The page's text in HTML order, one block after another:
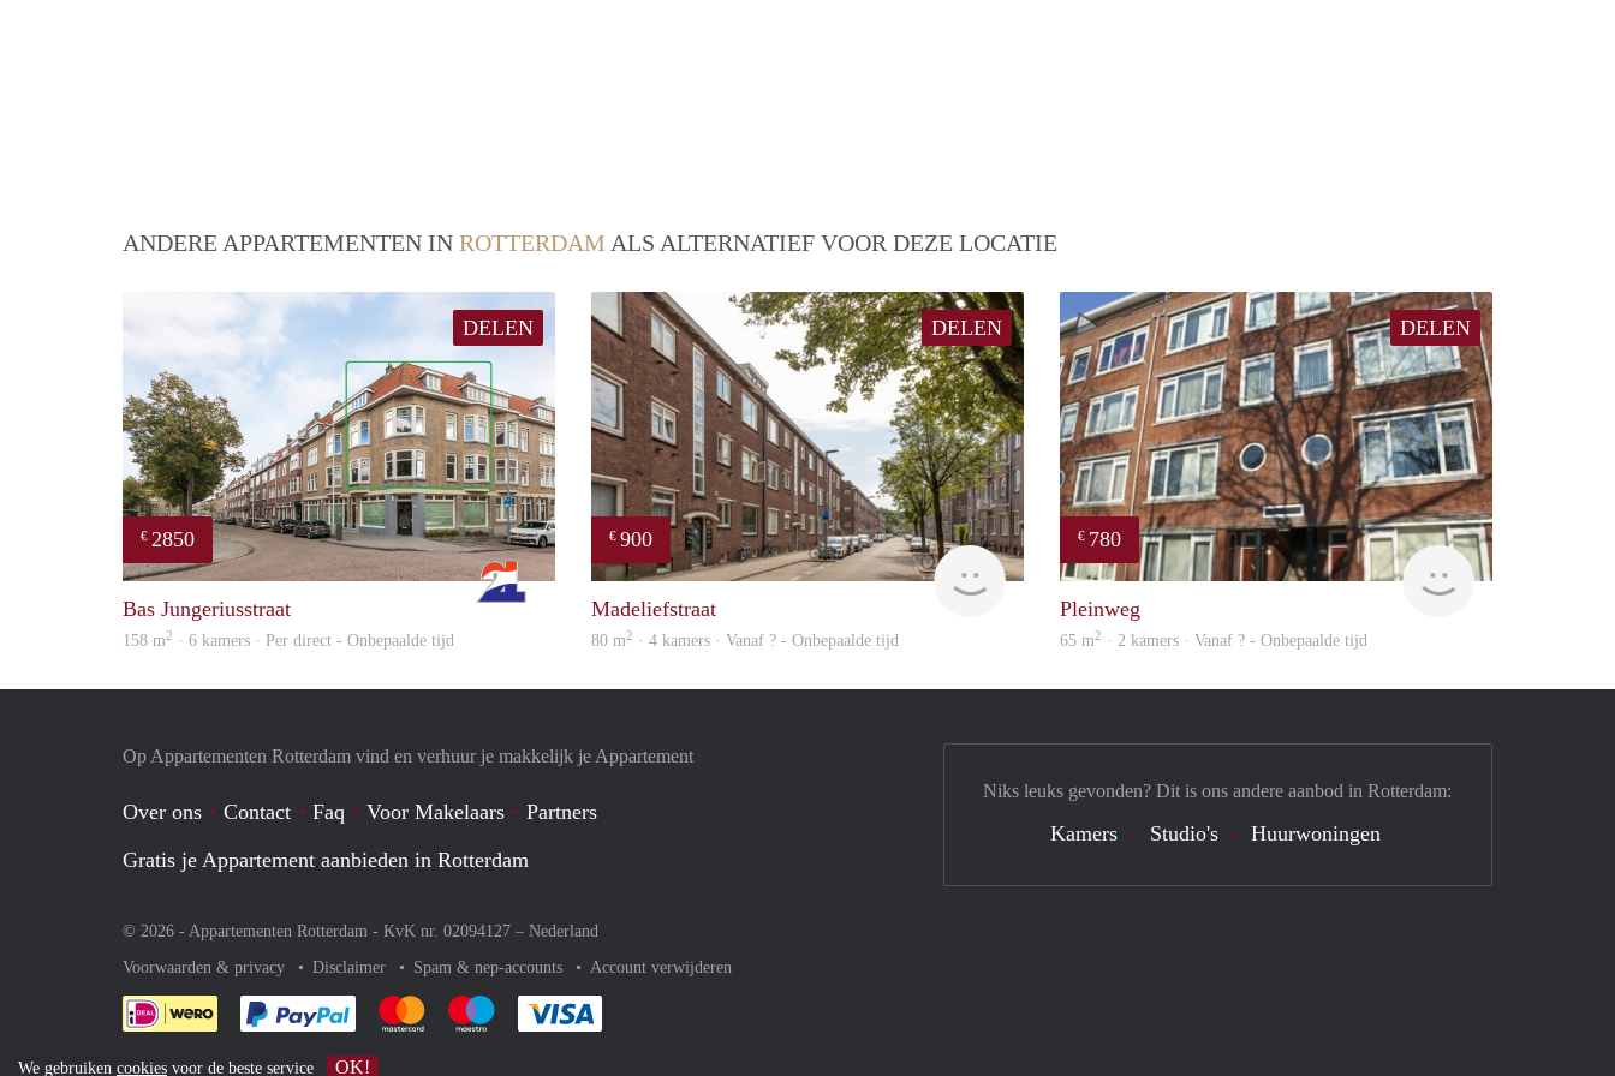
ANDERE APPARTEMENTEN IN ROTTERDAM ALS ALTERNATIEF VOOR DEZE LOCATIE
DELEN
€ 2850
Rotterdam
Bas Jungeriusstraat
158 m2 · 6 kamers · Per direct - Onbepaalde tijd
DELEN
€ 900
finder
Madeliefstraat
80 m2 · 4 kamers · Vanaf ? - Onbepaalde tijd
DELEN
€ 780
finder
Pleinweg
65 m2 · 2 kamers · Vanaf ? - Onbepaalde tijd
Op Appartementen Rotterdam vind en verhuur je makkelijk je Appartement
Over ons Contact Faq Voor Makelaars
Partners
Gratis je Appartement aanbieden in Rotterdam
© 2026 - Appartementen Rotterdam - KvK nr. 02094127 – Nederland
Voorwaarden & privacy
Disclaimer Spam & nep-accounts Account verwijderen
Je rekent gemakkelijk af met Paypal
Je rekent gemakkelijk af met Mastercard
Je rekent gemakkelijk af met Meastro
Niks leuks gevonden? Dit is ons andere aanbod in Rotterdam:
Kamers Studio's Huurwoningen
We gebruiken cookies voor de beste service OK!